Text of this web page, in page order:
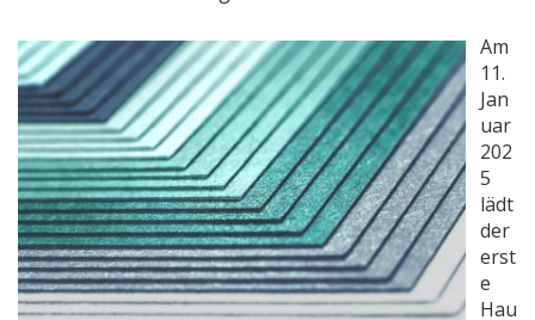
Am
11.
Jan
uar
202
5
lädt
der
erst
e
Hau